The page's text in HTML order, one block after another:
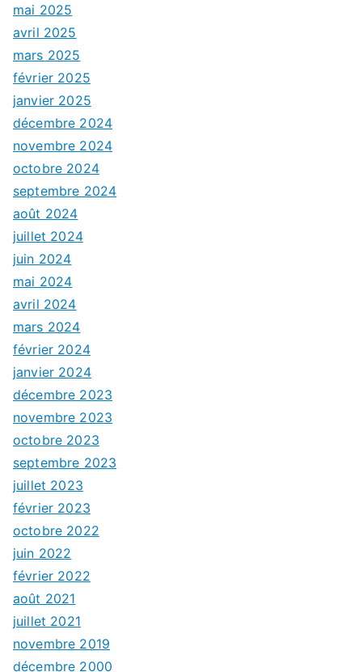
mai 2025
avril 2025
mars 2025
février 2025
janvier 2025
décembre 2024
novembre 2024
octobre 2024
septembre 2024
août 2024
juillet 2024
juin 2024
mai 2024
avril 2024
mars 2024
février 2024
janvier 2024
décembre 2023
novembre 2023
octobre 2023
septembre 2023
juillet 2023
février 2023
octobre 2022
juin 2022
février 2022
août 2021
juillet 2021
novembre 2019
décembre 2000